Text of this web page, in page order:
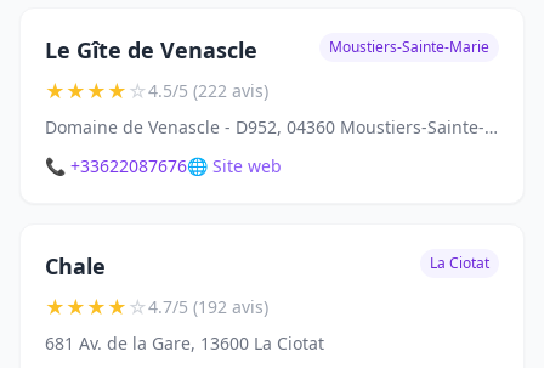
Le Gîte de Venascle Moustiers-Sainte-Marie
★★★★☆4.5/5 (222 avis)
Domaine de Venascle - D952, 04360 Moustiers-Sainte-Marie
📞 +33622087676🌐 Site web
Chale La Ciotat
★★★★☆4.7/5 (192 avis)
681 Av. de la Gare, 13600 La Ciotat